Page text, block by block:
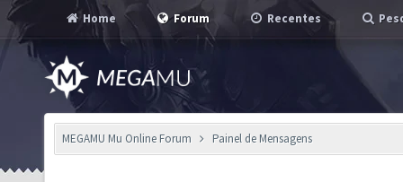
Home Forum Recentes
MEGAMU Mu Online Forum Painel de Mensagens